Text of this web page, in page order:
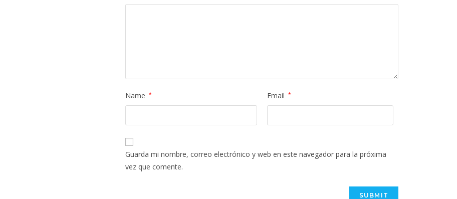
Name * Email *
Guarda mi nombre, correo electrónico y web en este navegador para la próxima
vez que comente.